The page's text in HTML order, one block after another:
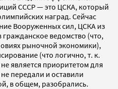
СССР — это ЦСКА, который
наград. Сейчас
Вооруженных сил, ЦСКА из
ведомство (что,
рыночной экономики),
(что логично, т. к.
является приоритетом для
передали и оставили
в общем, разобрались.